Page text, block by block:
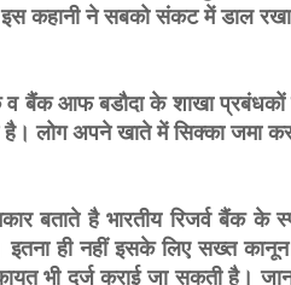
कहानी ने सबको संकट में डाल
बैंक आफ बडौदा के शाखा प्रबंधकों
है। लोग अपने खाते में सिक्का जमा
बताते है भारतीय रिजर्व बैंक
इतना ही नहीं इसके लिए सख्त
भी दर्ज कराई जा सकती है।